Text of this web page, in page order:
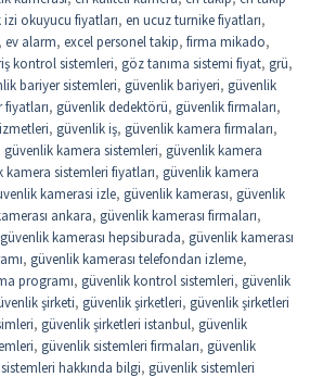
okuyucu fiyatları, en ucuz turnike fiyatları,
, ev alarm, excel personel takip, firma mikado,
kontrol sistemleri, göz tanıma sistemi fiyat, grü,
bariyer sistemleri, güvenlik bariyeri, güvenlik
, güvenlik dedektörü, güvenlik firmaları,
, güvenlik iş, güvenlik kamera firmaları,
güvenlik kamera sistemleri, güvenlik kamera
kamera sistemleri fiyatları, güvenlik kamera
kamerasi izle, güvenlik kamerası, güvenlik
ankara, güvenlik kamerası firmaları,
güvenlik kamerası hepsiburada, güvenlik kamerası
, güvenlik kamerası telefondan izleme,
programı, güvenlik kontrol sistemleri, güvenlik
şirketi, güvenlik şirketleri, güvenlik şirketleri
, güvenlik şirketleri istanbul, güvenlik
, güvenlik sistemleri firmaları, güvenlik
hakkında bilgi, güvenlik sistemleri